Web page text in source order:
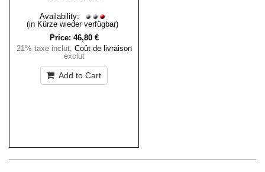
Availability:
(in Kürze wieder verfügbar)
Price: 46,80 €
21% taxe inclut, Coût de livraison
exclut
Add to Cart